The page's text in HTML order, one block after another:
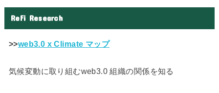
ReFi Research
>>web3.0 x Climate マップ
気候変動に取り組むweb3.0 組織の関係を知る